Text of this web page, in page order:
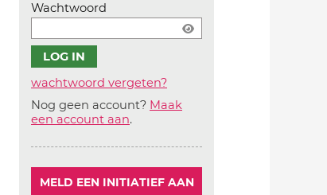
Wachtwoord
wachtwoord vergeten?
Nog geen account? Maak
een account aan.
MELD EEN INITIATIEF AAN